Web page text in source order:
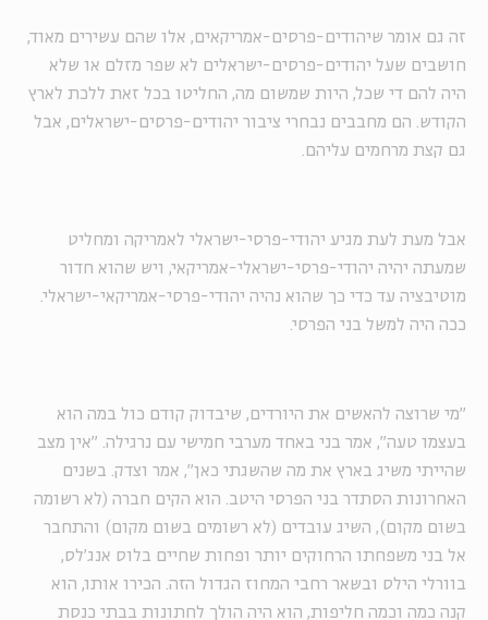
זה גם אומר שיהודים-פרסים-אמריקאים, אלו שהם עשירים מאוד,
חושבים שעל יהודים-פרסים-ישראלים לא שפר מזלם או שלא
היה להם די שכל, היות שמשום מה, החליטו בכל זאת ללכת לארץ
הקודש. הם מחבבים נבחרי ציבור יהודים-פרסים-ישראלים, אבל
גם קצת מרחמים עליהם.
אבל מעת לעת מגיע יהודי-פרסי-ישראלי לאמריקה ומחליט
שמעתה יהיה יהודי-פרסי-ישראלי-אמריקאי, ויש שהוא חדור
מוטיבציה עד כדי כך שהוא נהיה יהודי-פרסי-אמריקאי-ישראלי.
ככה היה למשל בני הפרסי.
"מי שרוצה להאשים את היורדים, שיבדוק קודם כול במה הוא
בעצמו טעה", אמר בני באחד מערבי חמישי עם נרגילה. "אין מצב
שהייתי משיג בארץ את מה שהשגתי כאן", אמר וצדק. בשנים
האחרונות הסתדר בני הפרסי היטב. הוא הקים חברה (לא רשומה
בשום מקום), השיג עובדים (לא רשומים בשום מקום) והתחבר
אל בני משפחתו הרחוקים יותר ופחות שחיים בלוס אנג'לס,
בוורלי הילס ובשאר רחבי המחוז הגדול הזה. הכירו אותו, הוא
קנה כמה וכמה חליפות, הוא היה הולך לחתונות בבתי כנסת